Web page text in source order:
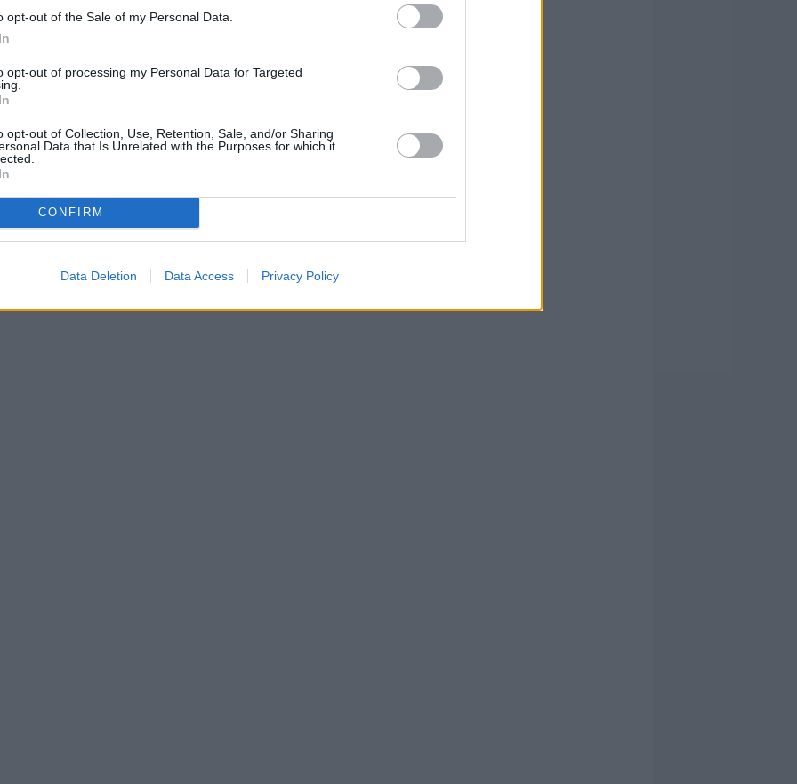
opt-out of the Sale of my Personal Data.
opt-out of processing my Personal Data for Targeted
opt-out of Collection, Use, Retention, Sale, and/or Sharing
Data that Is Unrelated with the Purposes for which it
CONFIRM
Data Deletion Data Access Privacy Policy
este y en los importantes compromisos
pachanga. ¿España?: “Zero points” o empate sin